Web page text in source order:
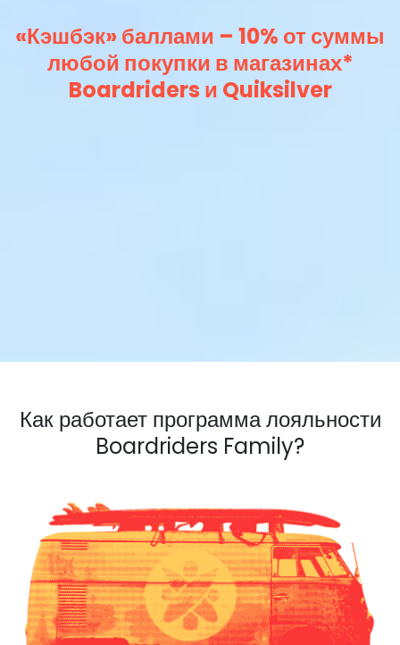
«Кэшбэк» баллами – 10% от суммы
любой покупки в магазинах*
Boardriders и Quiksilver
Как работает программа лояльности
Boardriders Family?